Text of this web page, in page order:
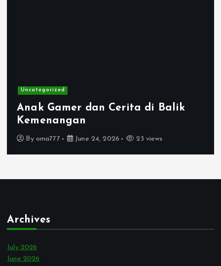
dan Cerita di Balik
24, 2026 23 views
Main
By
Archives
July 2026
June 2026